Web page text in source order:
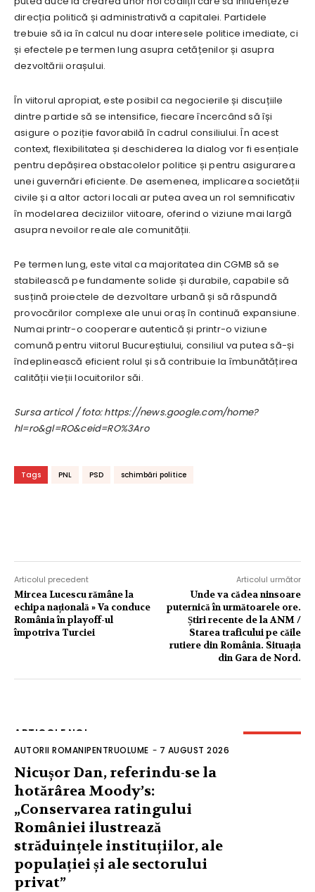
direcția politică și administrativă a capitalei. Partidele
trebuie să ia în calcul nu doar interesele politice imediate, ci
și efectele pe termen lung asupra cetățenilor și asupra
dezvoltării orașului.
În viitorul apropiat, este posibil ca negocierile și discuțiile
dintre partide să se intensifice, fiecare încercând să își
asigure o poziție favorabilă în cadrul consiliului. În acest
context, flexibilitatea și deschiderea la dialog vor fi esențiale
pentru depășirea obstacolelor politice și pentru asigurarea
unei guvernări eficiente. De asemenea, implicarea societății
civile și a altor actori locali ar putea avea un rol semnificativ
în modelarea deciziilor viitoare, oferind o viziune mai largă
asupra nevoilor reale ale comunității.
Pe termen lung, este vital ca majoritatea din CGMB să se
stabilească pe fundamente solide și durabile, capabile să
susțină proiectele de dezvoltare urbană și să răspundă
provocărilor complexe ale unui oraș în continuă expansiune.
Numai printr-o cooperare autentică și printr-o viziune
comună pentru viitorul Bucureștiului, consiliul va putea să-și
îndeplinească eficient rolul și să contribuie la îmbunătățirea
calității vieții locuitorilor săi.
Sursa articol / foto: https://news.google.com/home?
hl=ro&gl=RO&ceid=RO%3Aro
Tags PNL PSD schimbări politice
Articolul precedent
Mircea Lucescu rămâne la
echipa națională » Va conduce
România în playoff-ul
împotriva Turciei
Articolul următor
Unde va cădea ninsoare
puternică în următoarele ore.
Știri recente de la ANM /
Starea traficului pe căile
rutiere din România. Situația
din Gara de Nord.
ARTICOLE NOI
AUTORII ROMANIPENTRUOLUME - 7 AUGUST 2026
Nicușor Dan, referindu-se la
hotărârea Moody’s:
„Conservarea ratingului
României ilustrează
străduințele instituțiilor, ale
populației și ale sectorului
privat”